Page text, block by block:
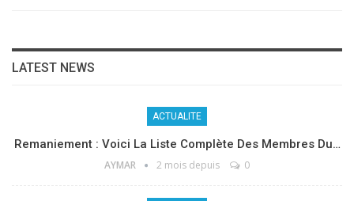
LATEST NEWS
ACTUALITE
Remaniement : Voici La Liste Complète Des Membres Du…
AYMAR 2 mois depuis 0